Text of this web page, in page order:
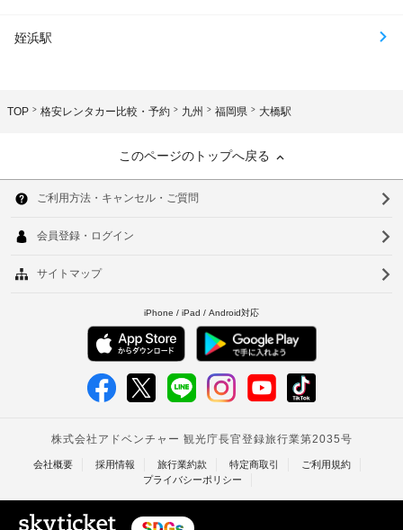
姪浜駅
TOP 格安レンタカー比較・予約 九州 福岡県 大橋駅
このページのトップへ戻る